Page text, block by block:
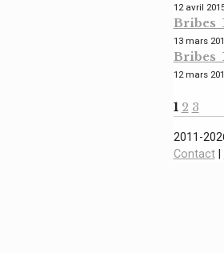
12 avril
Bribes
13 mars
Bribes
12 mars
1 2 3
2011-
Contact|